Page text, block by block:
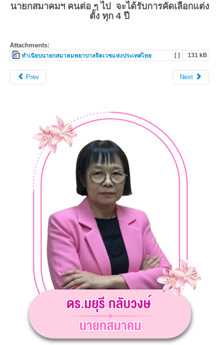
นายกสมาคมฯ คนต่อ ๆ ไป จะได้รับการคัดเลือกแต่ง
ตั้ง ทุก 4 ปี
Attachments:
ทำเนียบนายกสมาคมพยาบาลจิตเวชแห่งประเทศไทย [ ] 131 kB
Prev Next